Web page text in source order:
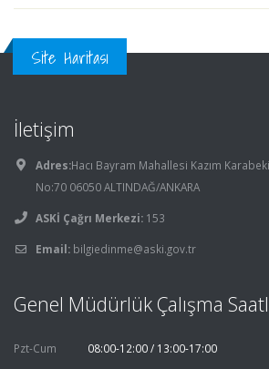
Site Haritası
İletişim
Adres:Hacı Bayram Mahallesi Kazım
No:70 06050 ALTINDAĞ/ANKARA
ASKİ Çağrı Merkezi: 153
Email: bilgiedinme@aski.gov.tr
Genel Müdürlük Çalışma
Pzt-Cum 08:00-12:00 / 13:00-17:00